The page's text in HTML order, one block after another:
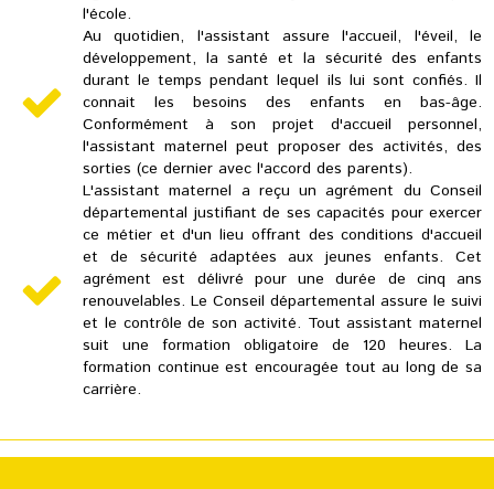
l'école.
Au quotidien, l'assistant assure l'accueil, l'éveil, le
développement, la santé et la sécurité des enfants
durant le temps pendant lequel ils lui sont confiés. Il
connait les besoins des enfants en bas-âge.
Conformément à son projet d'accueil personnel,
l'assistant maternel peut proposer des activités, des
sorties (ce dernier avec l'accord des parents).
L'assistant maternel a reçu un agrément du Conseil
départemental justifiant de ses capacités pour exercer
ce métier et d'un lieu offrant des conditions d'accueil
et de sécurité adaptées aux jeunes enfants. Cet
agrément est délivré pour une durée de cinq ans
renouvelables. Le Conseil départemental assure le suivi
et le contrôle de son activité. Tout assistant maternel
suit une formation obligatoire de 120 heures. La
formation continue est encouragée tout au long de sa
carrière.